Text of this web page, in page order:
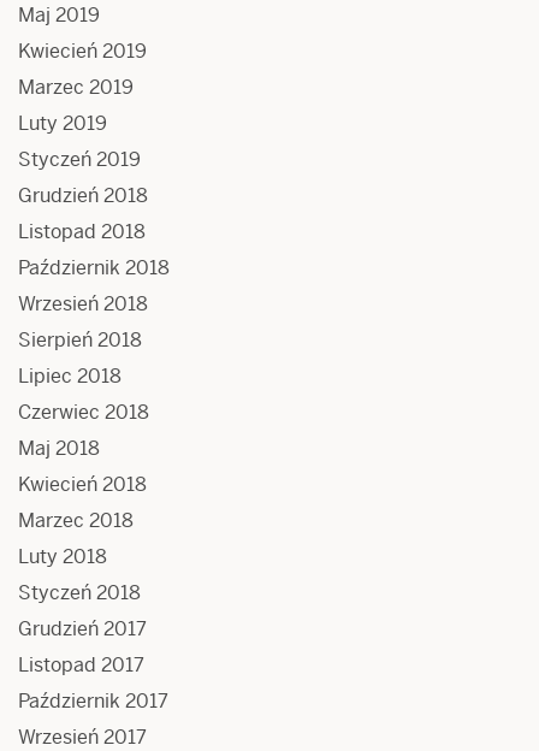
Maj 2019
Kwiecień 2019
Marzec 2019
Luty 2019
Styczeń 2019
Grudzień 2018
Listopad 2018
Październik 2018
Wrzesień 2018
Sierpień 2018
Lipiec 2018
Czerwiec 2018
Maj 2018
Kwiecień 2018
Marzec 2018
Luty 2018
Styczeń 2018
Grudzień 2017
Listopad 2017
Październik 2017
Wrzesień 2017